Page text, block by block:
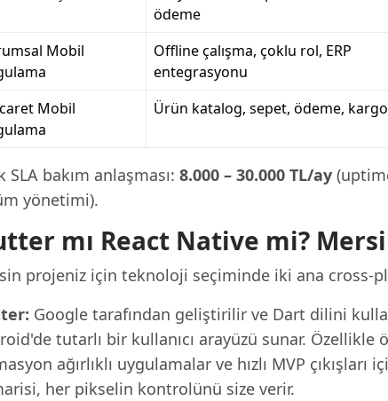
ödeme
Mobil
Offline çalışma, çoklu rol, ERP
entegrasyonu
Mobil
Ürün katalog, sepet, ödeme, kargo
SLA bakım anlaşması: 8.000 – 30.000 TL/ay
yönetimi).
mı React Native mi?
projeniz için teknoloji seçiminde iki ana cross-
Google tarafından geliştirilir ve Dart dilini
tutarlı bir kullanıcı arayüzü sunar.
ağırlıklı uygulamalar ve hızlı MVP
her pikselin kontrolünü size verir.